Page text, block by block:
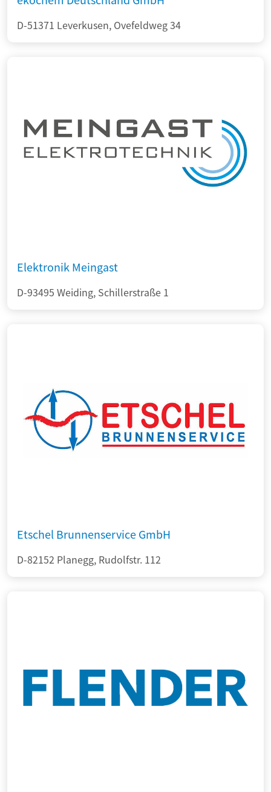
D-51371 Leverkusen, Ovefeldweg 34
Elektronik Meingast
D-93495 Weiding, Schillerstraße 1
Etschel Brunnenservice GmbH
D-82152 Planegg, Rudolfstr. 112